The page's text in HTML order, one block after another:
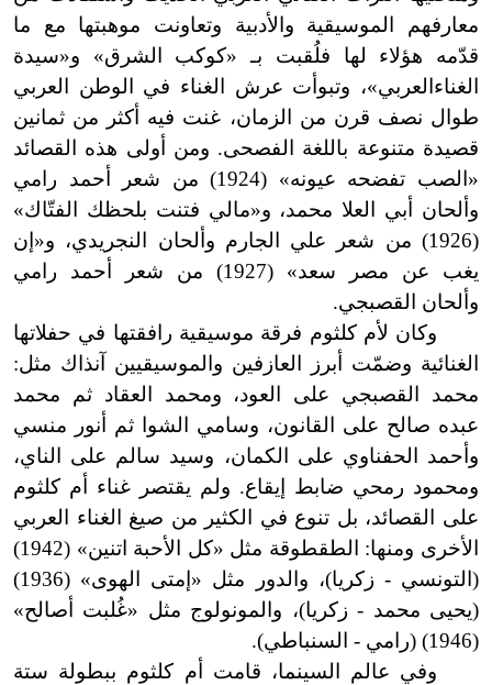
معارفهم الموسيقية والأدبية وتعاونت موهبتها مع ما
قدّمه هؤلاء لها فلُقبت بـ «كوكب الشرق» و«سيدة
الغناء العربي»، وتبوأت عرش الغناء في الوطن العربي
طوال نصف قرن من الزمان، غنت فيه أكثر من ثمانين
قصيدة متنوعة باللغة الفصحى. ومن أولى هذه القصائد
«الصب تفضحه عيونه» (1924) من شعر أحمد رامي
وألحان أبي العلا محمد، و«مالي فتنت بلحظك الفتّاك»
(1926) من شعر علي الجارم وألحان النجريدي، و«إن
يغب عن مصر سعد» (1927) من شعر أحمد رامي
وألحان القصبجي.
وكان لأم كلثوم فرقة موسيقية رافقتها في حفلاتها
الغنائية وضمّت أبرز العازفين والموسيقيين آنذاك مثل:
محمد القصبجي على العود، ومحمد العقاد ثم محمد
عبده صالح على القانون، وسامي الشوا ثم أنور منسي
وأحمد الحفناوي على الكمان، وسيد سالم على الناي،
ومحمود رمحي ضابط إيقاع. ولم يقتصر غناء أم كلثوم
على القصائد، بل تنوع في الكثير من صيغ الغناء العربي
الأخرى ومنها: الطقطوقة مثل «كل الأحبة اتنين» (1942)
(التونسي - زكريا)، والدور مثل «إمتى الهوى» (1936)
(يحيى محمد - زكريا)، والمونولوج مثل «غُلبت أصالح»
(1946) (رامي - السنباطي).
وفي عالم السينما، قامت أم كلثوم ببطولة ستة